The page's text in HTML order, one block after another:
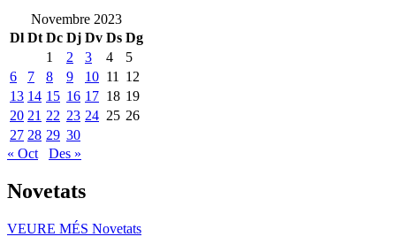
Novembre 2023
Dl Dt Dc Dj Dv Ds Dg
1
2 3 4
5
6
7 8 9 10 11
12
13 14 15 16 17 18 19
20 21 22 23 24 25 26
27 28 29 30
« Oct
Des »
Novetats
VEURE MÉS Novetats